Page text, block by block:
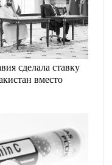
сделала ставку
вместо